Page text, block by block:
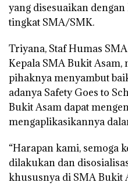
yang disesuaikan
tingkat SMA/SMK.
Triyana, Staf Humas
Kepala SMA Bukit Asam,
pihaknya menyambut
adanya Safety Goes to
Bukit Asam dapat
mengaplikasikannya
“Harapan kami, semoga
dilakukan dan
khususnya di SMA Bukit